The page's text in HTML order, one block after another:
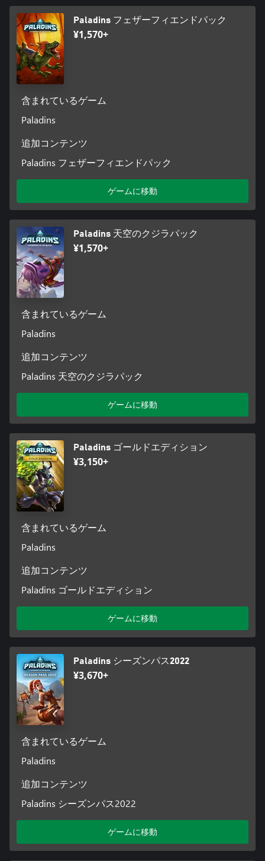
Paladins フェザーフィエンドパック
¥1,570+
含まれているゲーム
Paladins
追加コンテンツ
Paladins フェザーフィエンドパック
ゲームに移動
Paladins 天空のクジラパック
¥1,570+
含まれているゲーム
Paladins
追加コンテンツ
Paladins 天空のクジラパック
ゲームに移動
Paladins ゴールドエディション
¥3,150+
含まれているゲーム
Paladins
追加コンテンツ
Paladins ゴールドエディション
ゲームに移動
Paladins シーズンパス2022
¥3,670+
含まれているゲーム
Paladins
追加コンテンツ
Paladins シーズンパス2022
ゲームに移動